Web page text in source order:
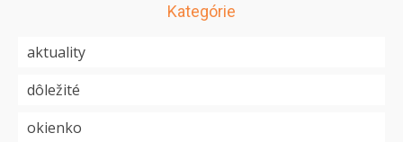
Kategórie
aktuality
dôležité
okienko